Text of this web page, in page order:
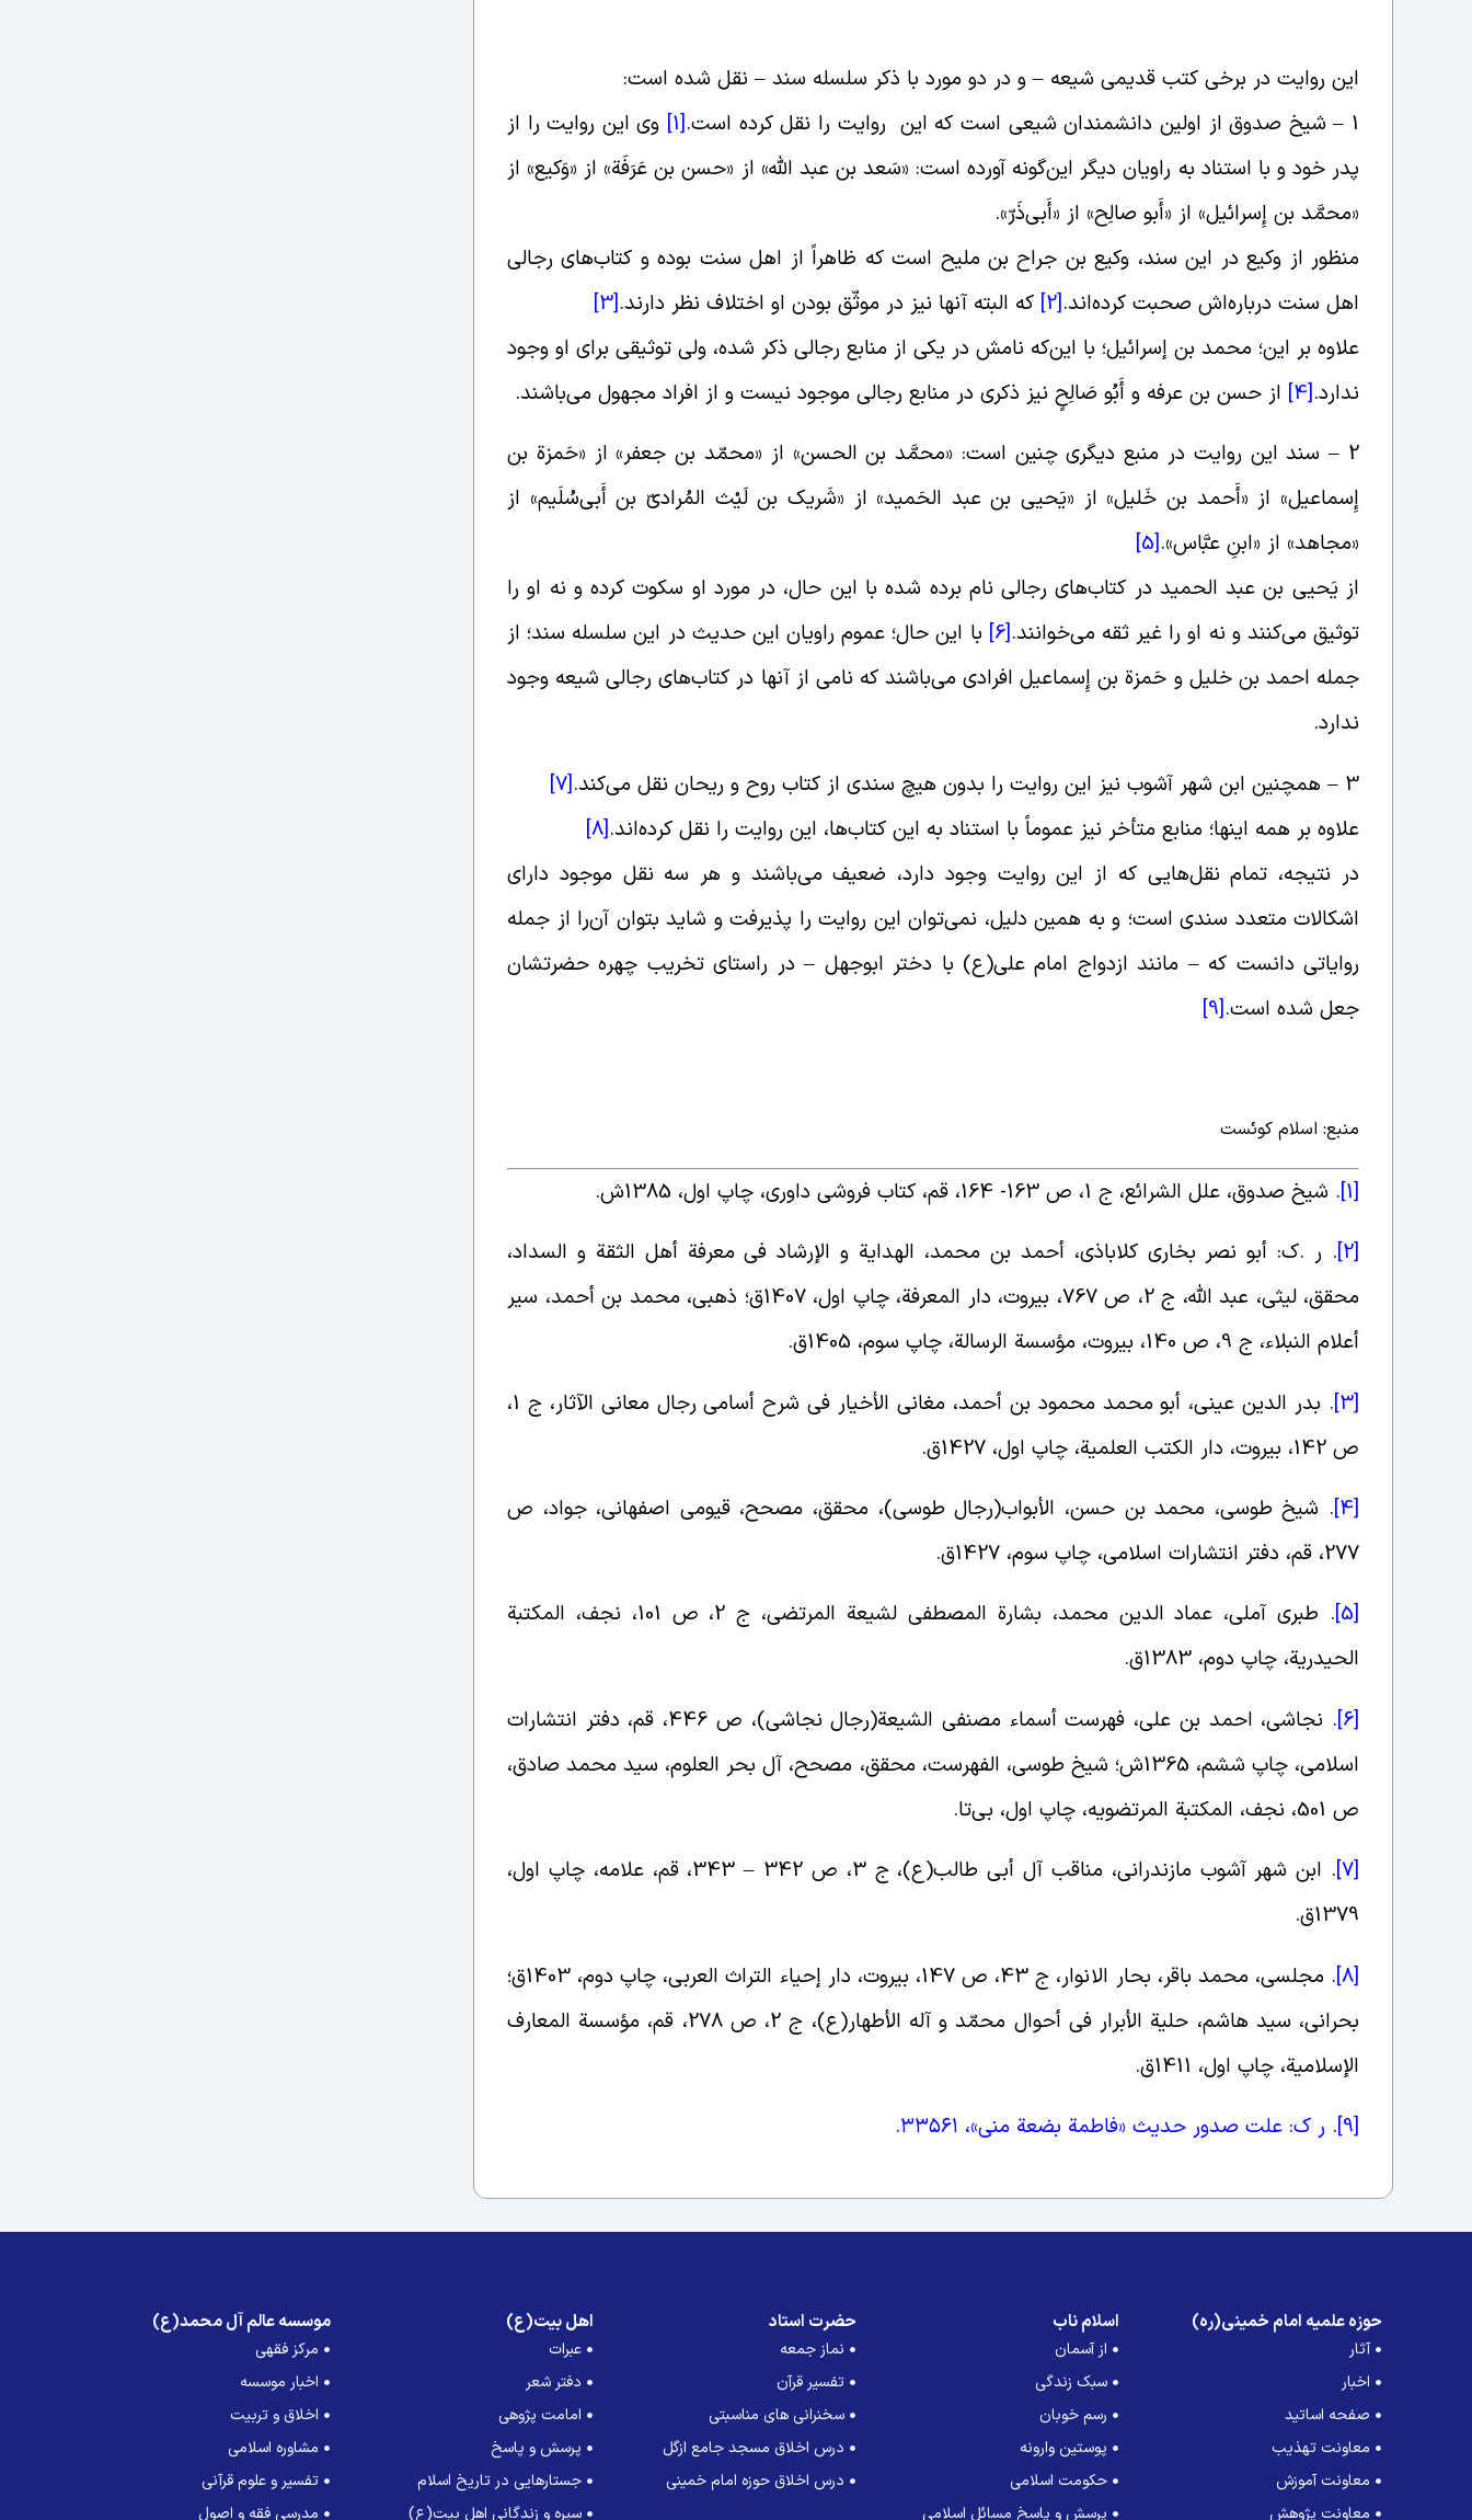
این روایت در برخی کتب قدیمی شیعه – و در دو مورد با ذکر سلسله سند – نقل شده است:
1 – شیخ صدوق از اولین دانشمندان شیعی است که این روایت را نقل کرده است.
[1]
وی این روایت را از
پدر خود و با استناد به راویان دیگر این‌گونه آورده است: «سَعد بن عبد الله» از «حسن بن عَرَفَة» از «وَکیع» از
«محمَّد بن إِسرائیل» از «أَبو صالِح» از «أَبی‌ذَرّ».
منظور از وکیع در این سند،‌ وکیع بن جراح بن ملیح است که ظاهراً از اهل سنت بوده و کتاب‌های رجالی
اهل سنت درباره‌اش صحبت کرده‌اند.[2] که البته آنها نیز در موثّق بودن او اختلاف نظر دارند.[3]
علاوه بر این؛ محمد بن إسرائیل؛ با این‌که نامش در یکی از منابع رجالی ذکر شده، ولی توثیقی برای او وجود
ندارد.[4]
از حسن بن عرفه و أَبُو صَالِحٍ نیز ذکری در منابع رجالی موجود نیست و از افراد مجهول می‌باشند.
2 – سند این روایت در منبع دیگری چنین است: «محمَّد بن الحسن» از «محمّد بن جعفر» از «حَمزة بن
إِسماعیل» از «أَحمد بن خَلیل» از «یَحیى بن عبد الحَمید» از «شَریک بن لَیْث المُرادیّ بن أَبی‌سُلَیم» از
«مجاهد» از «ابنِ عبَّاس».[5]
از یَحیى بن عبد الحمید در کتاب‌های رجالی نام برده شده با این حال، در مورد او سکوت کرده و نه او را
توثیق می‌کنند و نه او را غیر ثقه می‌خوانند.[6]
با این حال؛ عموم راویان این حدیث در این سلسله سند؛ از
جمله احمد بن خلیل و حَمزة بن إِسماعیل افرادی می‌باشند که نامی از آنها در کتاب‌های رجالی شیعه وجود
ندارد.
3 – همچنین ابن شهر آشوب نیز این روایت را بدون هیچ سندی از کتاب روح و ریحان نقل می‌کند.
[7]
علاوه بر همه اینها؛ منابع متأخر نیز عموماً با استناد به این کتاب‌ها، این روایت را نقل کرده‌اند.[8]
در نتیجه، تمام نقل‌هایی که از این روایت وجود دارد، ضعیف می‌باشند و هر سه نقل موجود دارای
اشکالات متعدد سندی است؛ و به همین دلیل، نمی‌توان این روایت را پذیرفت و شاید بتوان آن‌را از جمله
روایاتی دانست که – مانند ازدواج امام علی(ع) با دختر ابوجهل – در راستای تخریب چهره حضرتشان
جعل شده است.[9]
منبع: اسلام کوئست
[1] . شیخ صدوق، علل الشرائع، ج 1، ص 163- 164، قم، کتاب فروشی داوری، چاپ اول، 1385ش.
[2] . ر .ک: أبو نصر بخاری کلاباذی، أحمد بن محمد، الهدایة و الإرشاد فی معرفة أهل الثقة و السداد،
محقق، لیثی، عبد الله، ج 2، ص 767، بیروت، دار المعرفة، چاپ اول، 1407ق؛ ذهبی، محمد بن أحمد، سیر
أعلام النبلاء، ج 9، ص 140، بیروت، مؤسسة الرسالة، چاپ سوم، 1405ق.
[3]
. بدر الدین عینى، أبو محمد محمود بن أحمد، مغانی الأخیار فی شرح أسامی رجال معانی الآثار، ج 1،
ص 142، بیروت، دار الکتب العلمیة، چاپ اول، 1427ق.
[4]
. شیخ طوسی، محمد بن حسن، الأبواب(رجال طوسی)، محقق، مصحح، قیومی اصفهانی، جواد، ص
277، قم، دفتر انتشارات اسلامی، چاپ سوم، 1427ق.
[5]
. طبری آملی، عماد الدین محمد، بشارة المصطفی لشیعة المرتضی، ج 2، ص 101، نجف، المکتبة
الحیدریة، چاپ دوم، 1383ق.
[6]
. نجاشی، احمد بن علی، فهرست أسماء مصنفی الشیعة(رجال نجاشی)، ص 446، قم، دفتر انتشارات
اسلامی، چاپ ششم، 1365ش؛ شیخ طوسی، الفهرست، محقق، مصحح، آل بحر العلوم، سید محمد صادق،
ص 501، نجف، المکتبة المرتضویه، چاپ اول، بی‌تا.
[7]
. ابن شهر آشوب مازندرانی، مناقب آل أبی طالب(ع)، ج 3، ص 342 – 343، قم، علامه، چاپ اول،
1379ق.
[8]
. مجلسی، محمد باقر، بحار الانوار، ج 43، ص 147، بیروت، دار إحیاء التراث العربی، چاپ دوم، 1403ق؛
بحرانی، سید هاشم، حلیة الأبرار فی أحوال محمّد و آله الأطهار(ع)، ج 2، ص 278، قم، مؤسسة المعارف
الإسلامیة، چاپ اول، 1411ق.
[9]
. ر ک: علت صدور حدیث «فاطمة بضعة منی»، ۳۳۵۶۱.
حوزه علمیه امام خمینی(ره)
آثار
اخبار
صفحه اساتید
معاونت تهذیب
معاونت آموزش
معاونت پژوهش
اسلام ناب
از آسمان
سبک زندگی
رسم خوبان
پوستین وارونه
حکومت اسلامی
پرسش و پاسخ مسائل اسلامی
حضرت استاد
نماز جمعه
تفسیر قرآن
سخنرانی های مناسبتی
درس اخلاق مسجد جامع ازگل
درس اخلاق حوزه امام خمینی
اهل بیت(ع)
عبرات
دفتر شعر
امامت پژوهی
پرسش و پاسخ
جستارهایی در تاریخ اسلام
سیره و زندگانی اهل بیت(ع)
موسسه عالم آل محمد(ع)
مرکز فقهی
اخبار موسسه
اخلاق و تربیت
مشاوره اسلامی
تفسیر و علوم قرآنی
مدرسی فقه و اصول